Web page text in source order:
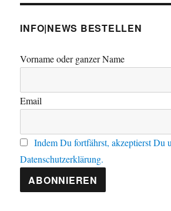
INFO|NEWS BESTELLEN
Vorname oder ganzer Name
Email
Indem Du fortfährst, akzeptierst Du
Datenschutzerklärung.